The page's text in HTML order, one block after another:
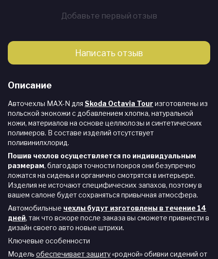
Добавьте первый отзыв
Написать отзыв
Описание
Авточехлы MAX-N для Skoda Octavia Tour изготовлены из
польской экокожи с добавлением хлопка, натуральной
кожи, материалов на основе целлюлозы и синтетических
полимеров. В составе изделий отсутствует
поливинилхлорид.
Пошив чехлов осуществляется по индивидуальным
размерам, благодаря точности покроя они безупречно
ложатся на сиденья и органично смотрятся в интерьере.
Изделия не источают специфических запахов, поэтому в
вашем салоне будет сохраняться привычная атмосфера.
Автомобильные чехлы будут изготовлены в течение 14
дней, так что вскоре после заказа вы сможете привнести в
дизайн своего авто новые штрихи.
Ключевые особенности
Модель обеспечивает защиту«родной» обивки сидений от